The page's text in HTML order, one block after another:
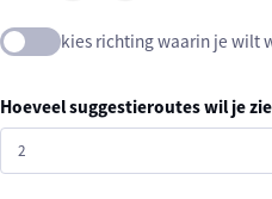
kies richting waarin je wilt
Hoeveel suggestieroutes wil je